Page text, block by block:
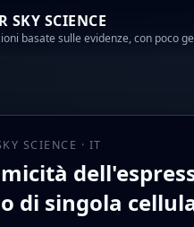
SKY SCIENCE
basate sulle evidenze, con poco
SCIENCE · IT
di singola